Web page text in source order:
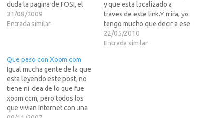
duda la pagina de FOSI, el
famoso pir.... Ruso.Alla por el
a?7 creo una pagina en
desprotecciones en
ella.Dicha pagina…
31/08/2009
Entrada similar
y que esta localizado a
traves de este link.Y mira, yo
tengo mucho que decir a ese
respecto... alli deje un largo
comentario, pero como era
22/05/2010
Entrada similar
Que paso con Xoom.com
Igual mucha gente de la que
esta leyendo este post, no
tiene ni idea de lo que fue
xoom.com, pero todos los
que vivian Internet con una